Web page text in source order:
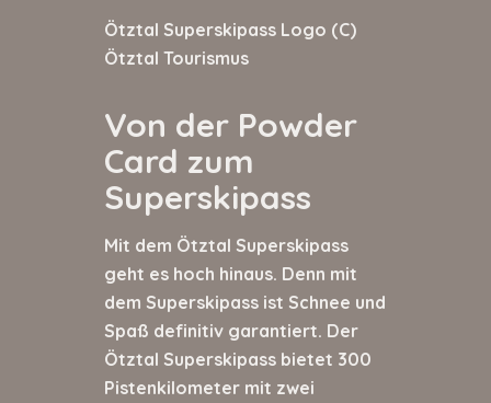
Ötztal Superskipass Logo (C)
Ötztal Tourismus
Von der Powder
Card zum
Superskipass
Mit dem Ötztal Superskipass
geht es hoch hinaus. Denn mit
dem Superskipass ist Schnee und
Spaß definitiv garantiert. Der
Ötztal Superskipass bietet 300
Pistenkilometer mit zwei